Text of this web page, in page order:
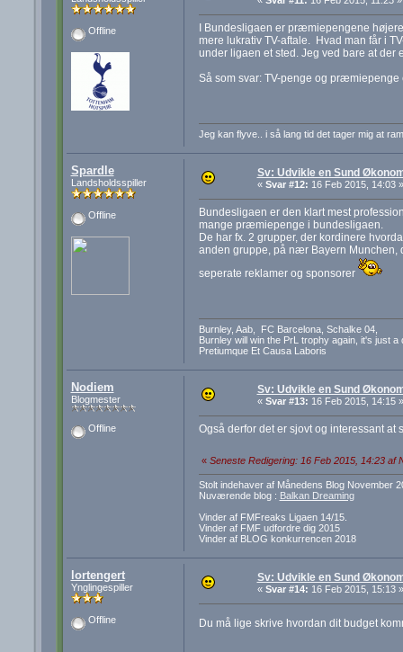
Offline
I Bundesligaen er præmiepengene
mere lukrativ TV-aftale. Hvad man får i
under ligaen et sted. Jeg ved bare at
Så som svar: TV-penge og præmiepenge
Jeg kan flyve.. i så lang tid det tager mig at
Spardle
Landsholdsspiller
Offline
Sv: Udvikle en Sund
« Svar #12: 16 Feb 2015, 14:03 »
Bundesligaen er den klart mest
mange præmiepenge i bundesligaen.
De har fx. 2 grupper, der kordinere
anden gruppe, på nær Bayern Munchen,
seperate reklamer og sponsorer
Burnley, Aab, FC Barcelona, Schalke 04,
Burnley will win the PrL trophy again, it's just a
Pretiumque Et Causa Laboris
Nodiem
Blogmester
Offline
Sv: Udvikle en Sund
« Svar #13: 16 Feb 2015, 14:15 »
Også derfor det er sjovt og interessant
« Seneste Redigering: 16 Feb 2015, 14:23 af
Stolt indehaver af Månedens Blog November
Nuværende blog : Balkan Dreaming
Vinder af FMFreaks Ligaen 14/15.
Vinder af FMF udfordre dig 2015
Vinder af BLOG konkurrencen 2018
lortengert
Ynglingespiller
Offline
Sv: Udvikle en Sund
« Svar #14: 16 Feb 2015, 15:13 »
Du må lige skrive hvordan dit budget